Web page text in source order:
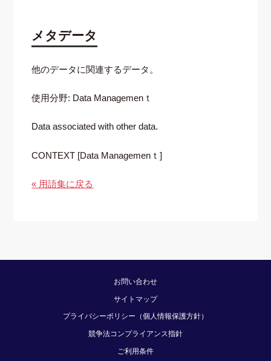
メタデータ
他のデータに関連するデータ。
使用分野: Data Managemenｔ
Data associated with other data.
CONTEXT [Data Managemenｔ]
« 用語集に戻る
お問い合わせ
サイトマップ
プライバシーポリシー（個人情報保護方針）
競争法コンプライアンス指針
ご利用条件